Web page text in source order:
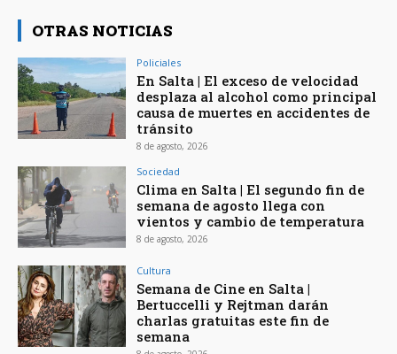
OTRAS NOTICIAS
Policiales
En Salta | El exceso de velocidad
desplaza al alcohol como principal
causa de muertes en accidentes de
tránsito
8 de agosto, 2026
Sociedad
Clima en Salta | El segundo fin de
semana de agosto llega con
vientos y cambio de temperatura
8 de agosto, 2026
Cultura
Semana de Cine en Salta |
Bertuccelli y Rejtman darán
charlas gratuitas este fin de
semana